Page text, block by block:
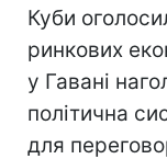
Куби
ринкових
у Гавані
політична
для